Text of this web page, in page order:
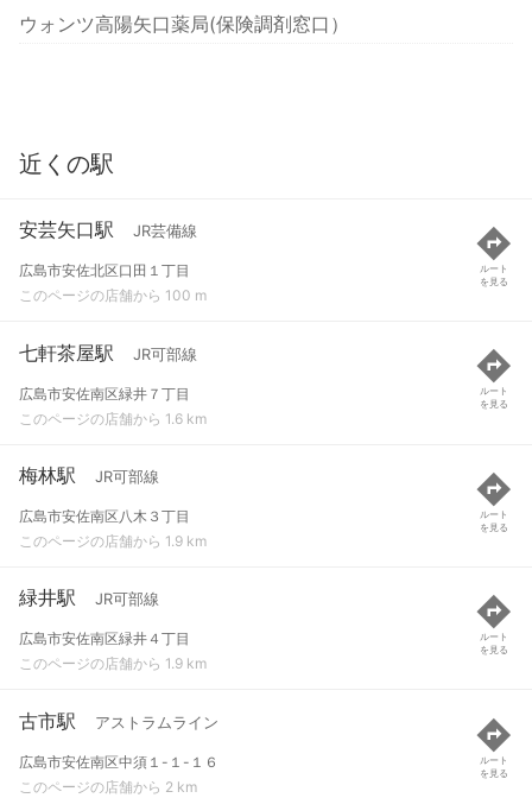
ウォンツ高陽矢口薬局(保険調剤窓口）
近くの駅
安芸矢口駅 JR芸備線
広島市安佐北区口田１丁目
このページの店舗から 100 m
ルート
を見る
七軒茶屋駅 JR可部線
広島市安佐南区緑井７丁目
このページの店舗から 1.6 km
ルート
を見る
梅林駅 JR可部線
広島市安佐南区八木３丁目
このページの店舗から 1.9 km
ルート
を見る
緑井駅 JR可部線
広島市安佐南区緑井４丁目
このページの店舗から 1.9 km
ルート
を見る
古市駅 アストラムライン
広島市安佐南区中須１-１-１６
このページの店舗から 2 km
ルート
を見る